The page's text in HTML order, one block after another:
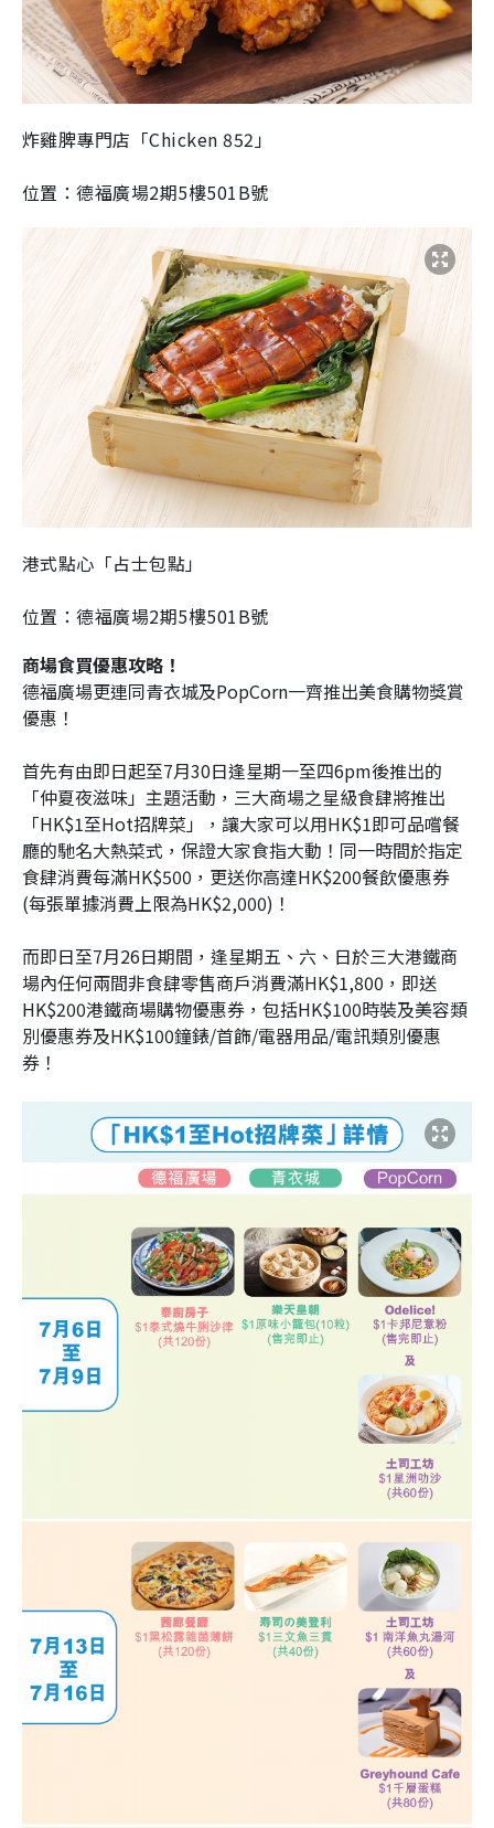
炸雞脾專門店「Chicken 852」
位置：德福廣場2期5樓501B號
港式點心「占士包點」
位置：德福廣場2期5樓501B號
商場食買優惠攻略！
德福廣場更連同青衣城及PopCorn一齊推出美食購物獎賞
優惠！
首先有由即日起至7月30日逢星期一至四6pm後推出的
「仲夏夜滋味」主題活動，三大商場之星級食肆將推出
「HK$1至Hot招牌菜」，讓大家可以用HK$1即可品嚐餐
廳的馳名大熱菜式，保證大家食指大動！同一時間於指定
食肆消費每滿HK$500，更送你高達HK$200餐飲優惠券
(每張單據消費上限為HK$2,000)！
而即日至7月26日期間，逢星期五、六、日於三大港鐵商
場內任何兩間非食肆零售商戶消費滿HK$1,800，即送
HK$200港鐵商場購物優惠券，包括HK$100時裝及美容類
別優惠券及HK$100鐘錶/首飾/電器用品/電訊類別優惠
券！